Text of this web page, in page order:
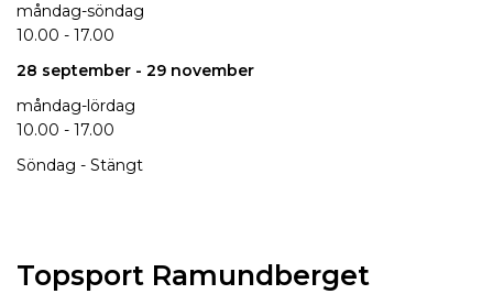
måndag-söndag
10.00 - 17.00
28 september - 29 november
måndag-lördag
10.00 - 17.00
Söndag - Stängt
Topsport Ramundberget